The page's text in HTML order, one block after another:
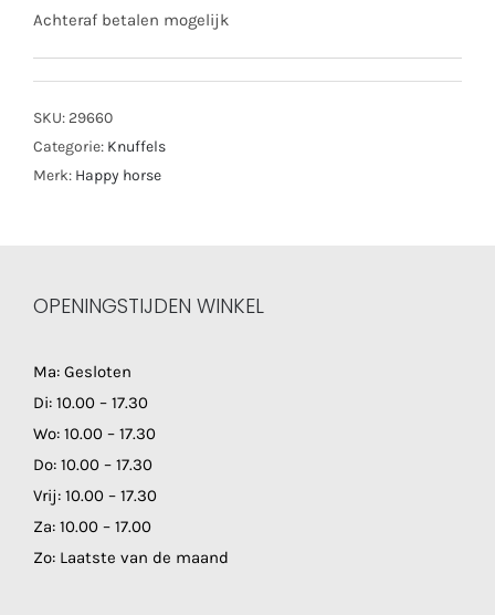
Achteraf betalen mogelijk
SKU: 29660
Categorie: Knuffels
Merk: Happy horse
OPENINGSTIJDEN WINKEL
Ma: Gesloten
Di: 10.00 – 17.30
Wo: 10.00 – 17.30
Do: 10.00 – 17.30
Vrij: 10.00 – 17.30
Za: 10.00 – 17.00
Zo: Laatste van de maand